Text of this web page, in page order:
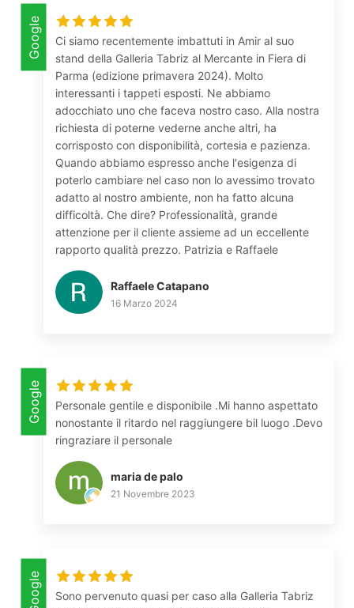
Google
Ci siamo recentemente imbattuti in Amir al suo
stand della Galleria Tabriz al Mercante in Fiera di
Parma (edizione primavera 2024). Molto
interessanti i tappeti esposti. Ne abbiamo
adocchiato uno che faceva nostro caso. Alla nostra
richiesta di poterne vederne anche altri, ha
corrisposto con disponibilità, cortesia e pazienza.
Quando abbiamo espresso anche l'esigenza di
poterlo cambiare nel caso non lo avessimo trovato
adatto al nostro ambiente, non ha fatto alcuna
difficoltà. Che dire? Professionalità, grande
attenzione per il cliente assieme ad un eccellente
rapporto qualità prezzo. Patrizia e Raffaele
Raffaele Catapano
16 Marzo 2024
Google
Personale gentile e disponibile .Mi hanno aspettato
nonostante il ritardo nel raggiungere bil luogo .Devo
ringraziare il personale
maria de palo
21 Novembre 2023
Google
Sono pervenuto quasi per caso alla Galleria Tabriz